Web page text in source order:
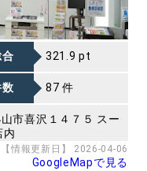
合 321.9 pt
数 87 件
市喜沢１４７５ スー
内
【情報更新日】 2026-04-06
GoogleMapで見る